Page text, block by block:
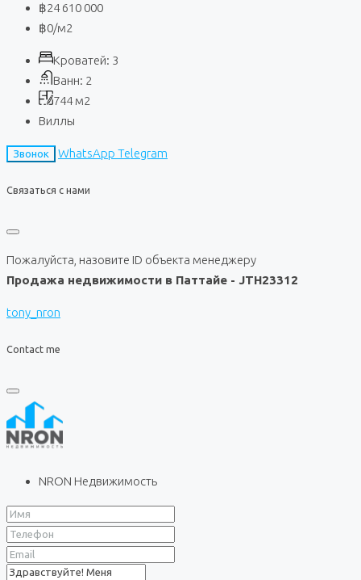
฿24 610 000
฿0/м2
Кроватей: 3
Ванн: 2
744 м2
Виллы
Звонок WhatsApp Telegram
Связаться с нами
Пожалуйста, назовите ID объекта менеджеру
Продажа недвижимости в Паттайе - JTH23312
tony_nron
Contact me
NRON Недвижимость